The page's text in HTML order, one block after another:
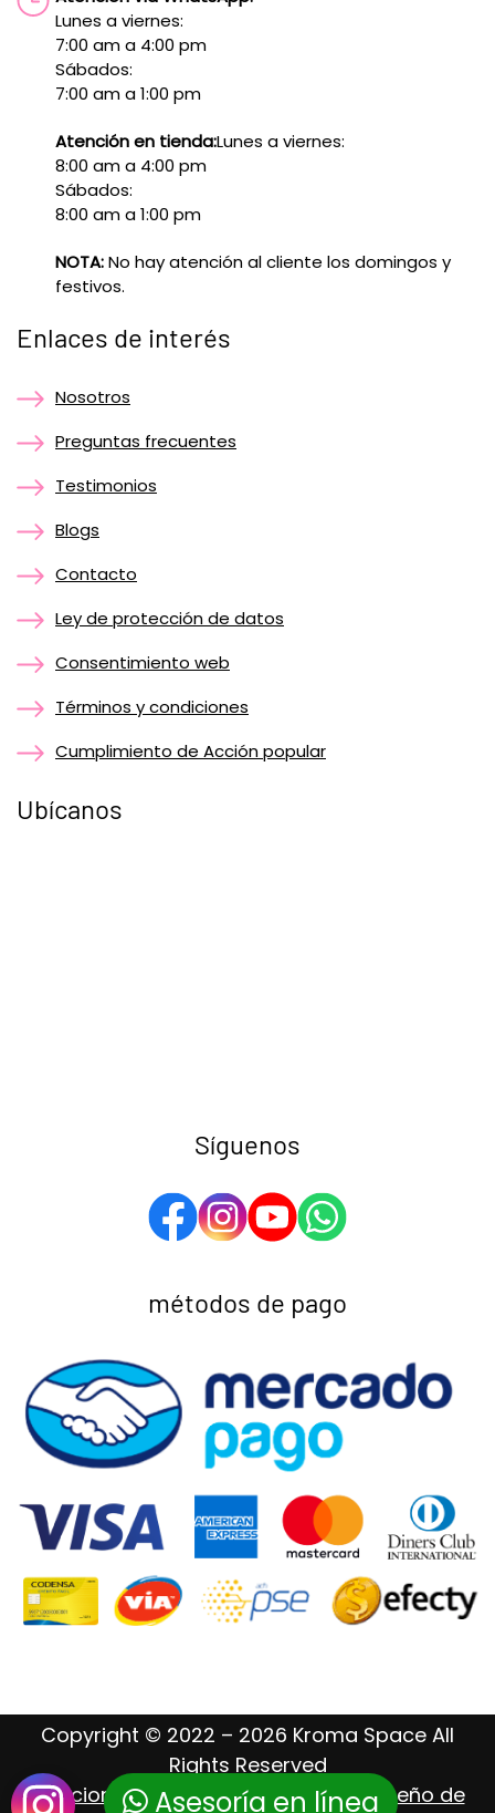
Asesoría en línea
Lunes a viernes:
7:00 am a 4:00 pm
Sábados:
7:00 am a 1:00 pm
Atención en tienda:Lunes a viernes:
8:00 am a 4:00 pm
Sábados:
8:00 am a 1:00 pm
NOTA:No hay atención al cliente los domingos y
festivos.
Enlaces de interés
Nosotros
Preguntas frecuentes
Testimonios
Blogs
Contacto
Ley de protección de datos
Consentimiento web
Términos y condiciones
Cumplimiento de Acción popular
Ubícanos
Síguenos
métodos de pago
Copyright © 2022 – 2026 Kroma Space All
Rights Reserved
Posicionamiento Web – Hosting – Diseño de